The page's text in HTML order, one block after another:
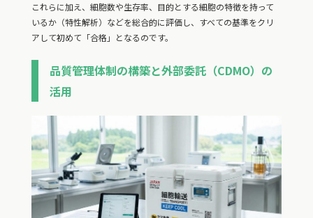
これらに加え、細胞数や生存率、目的とする細胞の特徴を持って
いるか（特性解析）などを総合的に評価し、すべての基準をクリ
アして初めて「合格」となるのです。
品質管理体制の構築と外部委託（CDMO）の
活用